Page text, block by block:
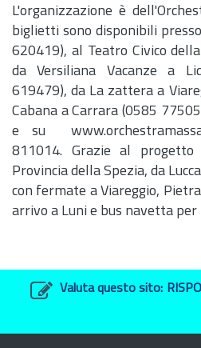
L'organizzazione è
biglietti sono disponibili
620419), al Teatro Civico
da Versiliana Vacanze a
619479), da La zattera a
Cabana a Carrara (0585
e su
811014. Grazie al progetto
Provincia della Spezia, da
con fermate a Viareggio,
arrivo a Luni e bus navetta
Valuta questo sito: